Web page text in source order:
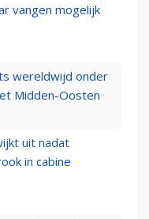
vangen mogelijk
wereldwijd onder
Midden-Oosten
uit nadat
in cabine